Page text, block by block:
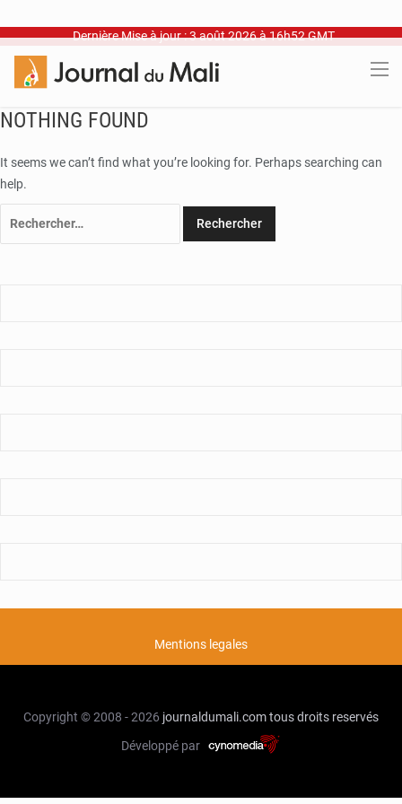
Dernière Mise à jour : 3 août 2026 à 16h52 GMT
NOTHING FOUND
It seems we can’t find what you’re looking for. Perhaps searching can
help.
Mentions legales
Copyright © 2008 - 2026 journaldumali.comtous droits reservés
Développé par